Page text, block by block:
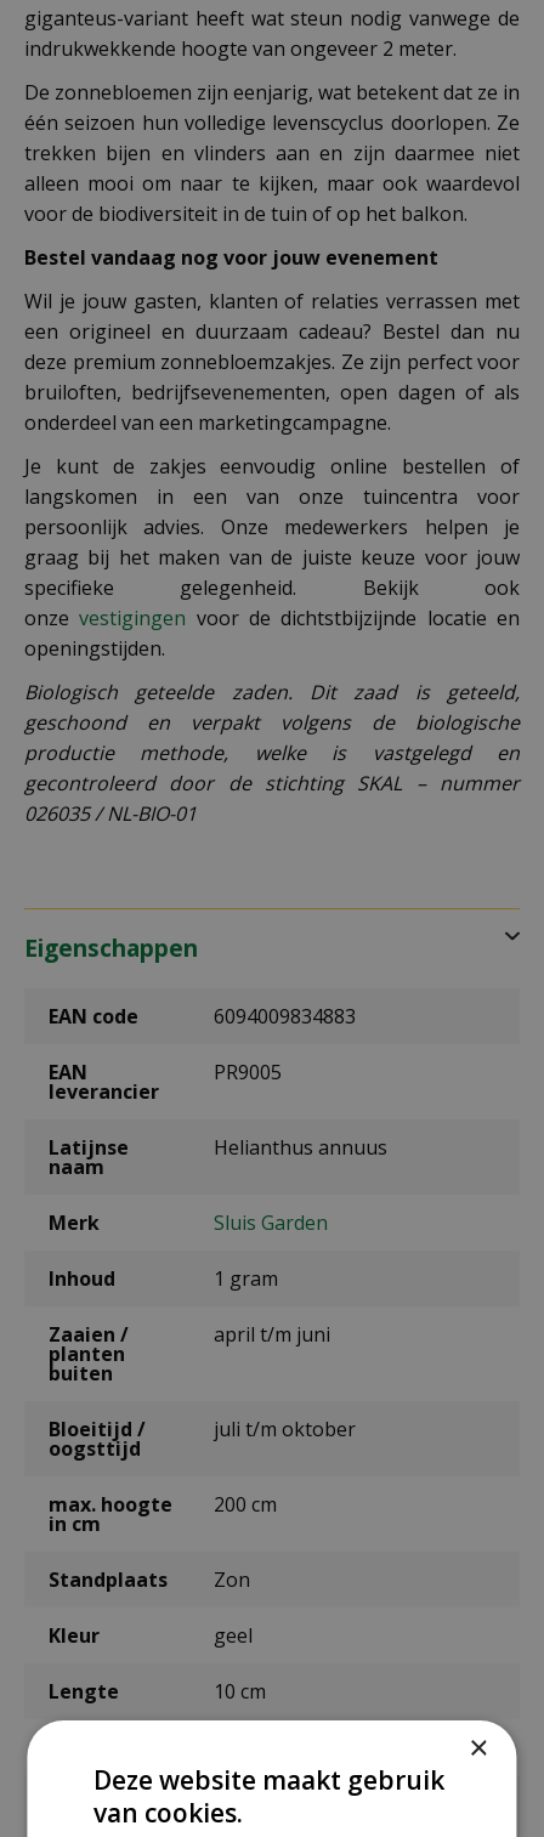
giganteus-variant heeft wat steun nodig vanwege de
indrukwekkende hoogte van ongeveer 2 meter.
De zonnebloemen zijn eenjarig, wat betekent dat ze in
één seizoen hun volledige levenscyclus doorlopen. Ze
trekken bijen en vlinders aan en zijn daarmee niet
alleen mooi om naar te kijken, maar ook waardevol
voor de biodiversiteit in de tuin of op het balkon.
Bestel vandaag nog voor jouw evenement
Wil je jouw gasten, klanten of relaties verrassen met
een origineel en duurzaam cadeau? Bestel dan nu
deze premium zonnebloemzakjes. Ze zijn perfect voor
bruiloften, bedrijfsevenementen, open dagen of als
onderdeel van een marketingcampagne.
Je kunt de zakjes eenvoudig online bestellen of
langskomen in een van onze tuincentra voor
persoonlijk advies. Onze medewerkers helpen je
graag bij het maken van de juiste keuze voor jouw
specifieke gelegenheid. Bekijk ook
onzevestigingen voor de dichtstbijzijnde locatie en
openingstijden.
Biologisch geteelde zaden. Dit zaad is geteeld,
geschoond en verpakt volgens de biologische
productie methode, welke is vastgelegd en
gecontroleerd door de stichting SKAL – nummer
026035 / NL-BIO-01
Eigenschappen
EAN code 6094009834883
EAN
leverancier
PR9005
Latijnse
naam
Helianthus annuus
Merk Sluis Garden
Inhoud 1 gram
Zaaien /
planten
buiten
april t/m juni
Bloeitijd /
oogsttijd
juli t/m oktober
max. hoogte
in cm
200 cm
Standplaats Zon
Kleur geel
Lengte 10 cm
Keurmerk
EKO Europees biologisch keurmerk
×
Deze website maakt gebruik
van cookies.